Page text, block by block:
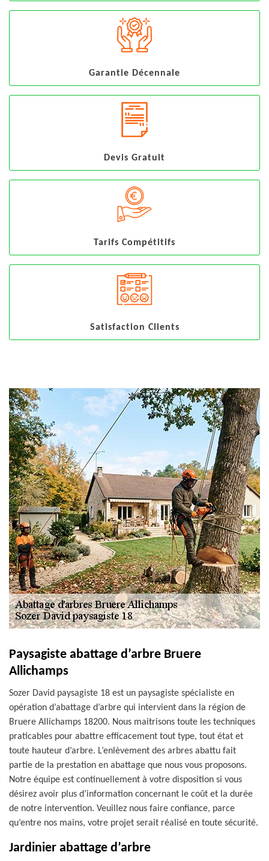
Garantie Décennale
Devis Gratuit
Tarifs Compétitifs
Satisfaction Clients
Paysagiste abattage d’arbre Bruere
Allichamps
Sozer David paysagiste 18 est un paysagiste spécialiste en
opération d’abattage d’arbre qui intervient dans la région de
Bruere Allichamps 18200. Nous maitrisons toute les techniques
praticables pour abattre efficacement tout type, tout état et
toute hauteur d’arbre. L’enlèvement des arbres abattu fait
partie de la prestation en abattage que nous vous proposons.
Notre équipe est continuellement à votre disposition si vous
désirez avoir plus d’information concernant le coût et la durée
de notre intervention. Veuillez nous faire confiance, parce
qu’entre nos mains, votre projet serait réalisé en toute sécurité.
Jardinier abattage d’arbre